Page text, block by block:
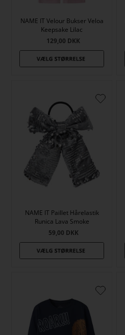
NAME IT Velour Bukser Veloa
Keepsake Lilac
129,00 DKK
NAME IT Paillet Hårelastik
Runica Lava Smoke
59,00 DKK